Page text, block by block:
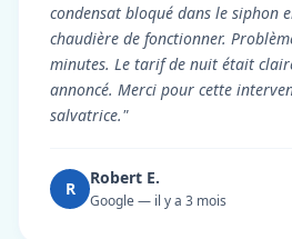
condensat bloqué dans le siphon
chaudière de fonctionner.
minutes. Le tarif de nuit était
annoncé. Merci pour cette
salvatrice."
R
Robert E.
Google — il y a 3 mois